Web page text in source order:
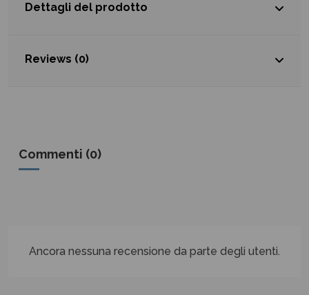
Dettagli del prodotto
Reviews (0)
Commenti (0)
Ancora nessuna recensione da parte degli utenti.